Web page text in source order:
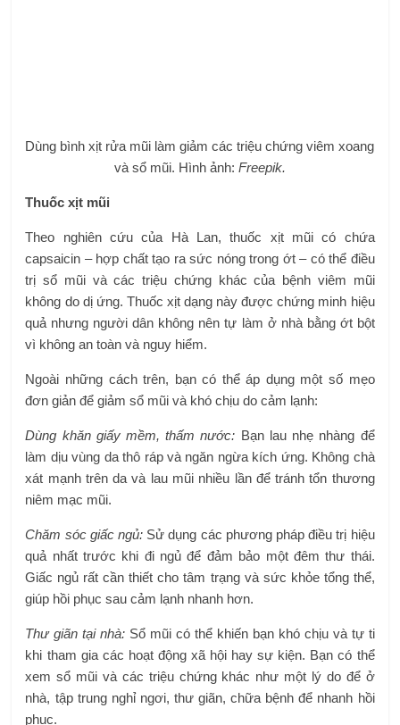
Dùng bình xịt rửa mũi làm giảm các triệu chứng viêm xoang
và sổ mũi. Hình ảnh: Freepik.
Thuốc xịt mũi
Theo nghiên cứu của Hà Lan, thuốc xịt mũi có chứa
capsaicin – hợp chất tạo ra sức nóng trong ớt – có thể điều
trị sổ mũi và các triệu chứng khác của bệnh viêm mũi
không do dị ứng. Thuốc xịt dạng này được chứng minh hiệu
quả nhưng người dân không nên tự làm ở nhà bằng ớt bột
vì không an toàn và nguy hiểm.
Ngoài những cách trên, bạn có thể áp dụng một số mẹo
đơn giản để giảm sổ mũi và khó chịu do cảm lạnh:
Dùng khăn giấy mềm, thấm nước: Bạn lau nhẹ nhàng để
làm dịu vùng da thô ráp và ngăn ngừa kích ứng. Không chà
xát mạnh trên da và lau mũi nhiều lần để tránh tổn thương
niêm mạc mũi.
Chăm sóc giấc ngủ: Sử dụng các phương pháp điều trị hiệu
quả nhất trước khi đi ngủ để đảm bảo một đêm thư thái.
Giấc ngủ rất cần thiết cho tâm trạng và sức khỏe tổng thể,
giúp hồi phục sau cảm lạnh nhanh hơn.
Thư giãn tại nhà: Sổ mũi có thể khiến bạn khó chịu và tự ti
khi tham gia các hoạt động xã hội hay sự kiện. Bạn có thể
xem sổ mũi và các triệu chứng khác như một lý do để ở
nhà, tập trung nghỉ ngơi, thư giãn, chữa bệnh để nhanh hồi
phục.